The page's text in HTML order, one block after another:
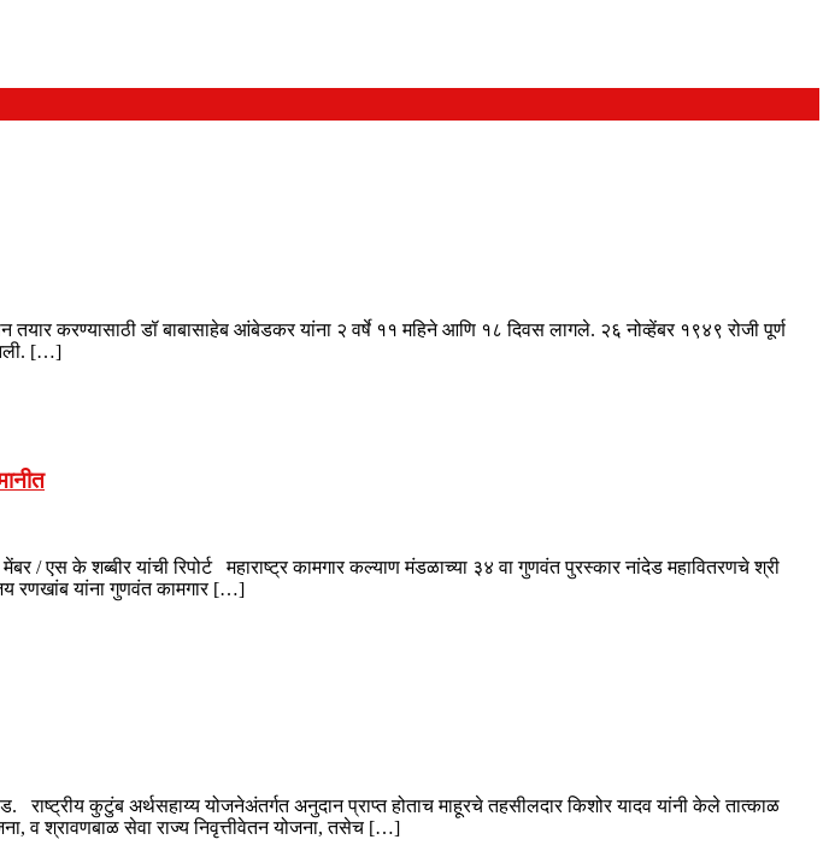
करण्यासाठी डॉ बाबासाहेब आंबेडकर यांना २ वर्षे ११ महिने आणि १८ दिवस लागले. २६ नोव्हेंबर १९४९ रोजी पूर्ण
आली. […]
/ एस के शब्बीर यांची रिपोर्ट महाराष्ट्र कामगार कल्याण मंडळाच्या ३४ वा गुणवंत पुरस्कार नांदेड महावितरणचे श्री
रणखांब यांना गुणवंत कामगार […]
राष्ट्रीय कुटुंब अर्थसहाय्य योजनेअंतर्गत अनुदान प्राप्त होताच माहूरचे तहसीलदार किशोर यादव यांनी केले तात्काळ
व श्रावणबाळ सेवा राज्य निवृत्तीवेतन योजना, तसेच […]